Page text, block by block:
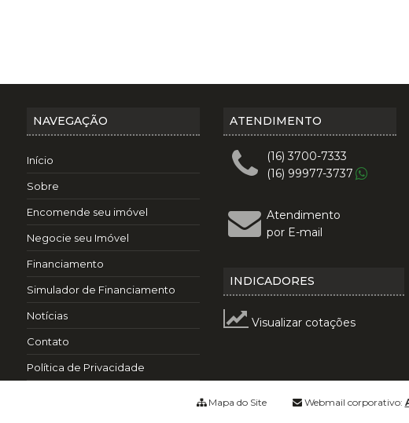
NAVEGAÇÃO
Início
Sobre
Encomende seu imóvel
Negocie seu Imóvel
Financiamento
Simulador de Financiamento
Notícias
Contato
Política de Privacidade
ATENDIMENTO
(16) 3700-7333
(16) 99977-3737
Atendimento
por E-mail
INDICADORES
Visualizar cotações
Mapa do Site Webmail corporativo: